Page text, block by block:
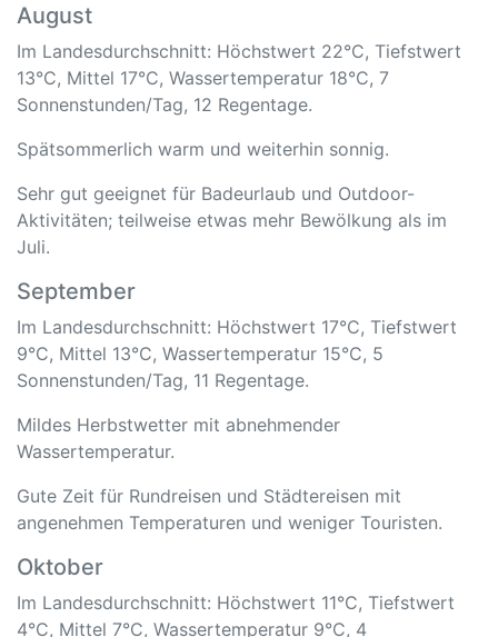
August
Im Landesdurchschnitt: Höchstwert 22°C, Tiefstwert
13°C, Mittel 17°C, Wassertemperatur 18°C, 7
Sonnenstunden/Tag, 12 Regentage.
Spätsommerlich warm und weiterhin sonnig.
Sehr gut geeignet für Badeurlaub und Outdoor-
Aktivitäten; teilweise etwas mehr Bewölkung als im
Juli.
September
Im Landesdurchschnitt: Höchstwert 17°C, Tiefstwert
9°C, Mittel 13°C, Wassertemperatur 15°C, 5
Sonnenstunden/Tag, 11 Regentage.
Mildes Herbstwetter mit abnehmender
Wassertemperatur.
Gute Zeit für Rundreisen und Städtereisen mit
angenehmen Temperaturen und weniger Touristen.
Oktober
Im Landesdurchschnitt: Höchstwert 11°C, Tiefstwert
4°C, Mittel 7°C, Wassertemperatur 9°C, 4